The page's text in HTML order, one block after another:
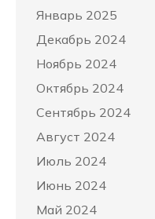
Январь 2025
Декабрь 2024
Ноябрь 2024
Октябрь 2024
Сентябрь 2024
Август 2024
Июль 2024
Июнь 2024
Май 2024